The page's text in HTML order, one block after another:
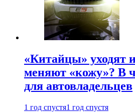
«Китайцы» уходят
меняют «кожу»? В
для автовладельцев
1 год спустя1 год спустя